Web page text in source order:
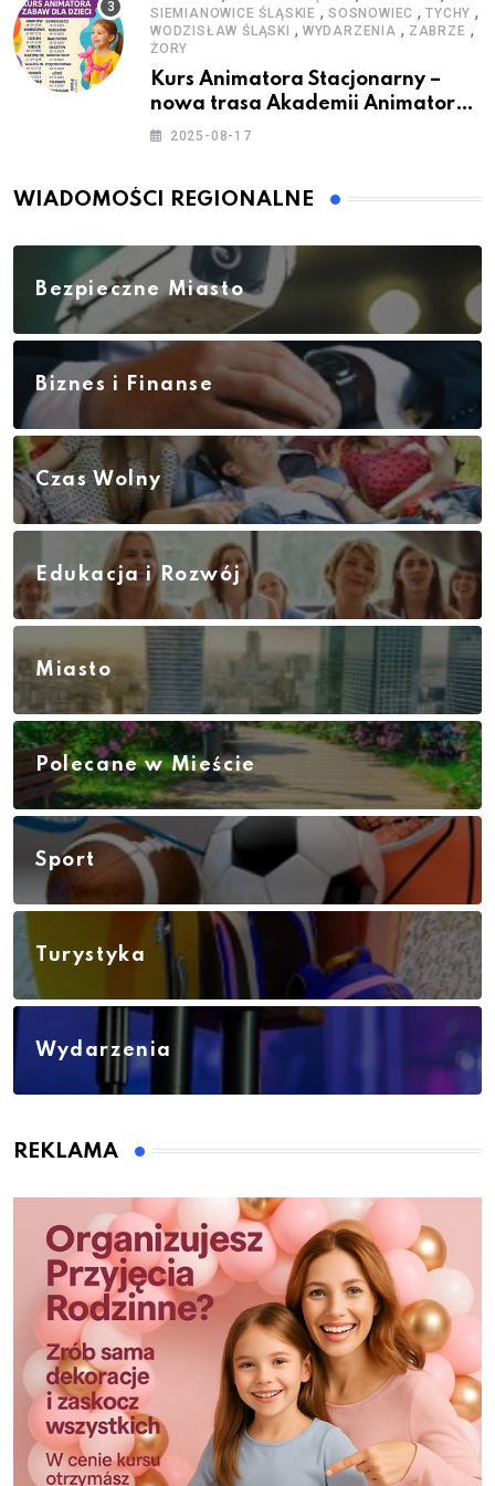
SIEMIANOWICE ŚLĄSKIE ,SOSNOWIEC ,TYCHY ,
WODZISŁAW ŚLĄSKI , WYDARZENIA , ZABRZE ,
ŻORY
Kurs Animatora Stacjonarny –
nowa trasa Akademii Animatora
– jesień 2025
2025-08-17
WIADOMOŚCI REGIONALNE
Bezpieczne Miasto
Biznes i Finanse
Czas Wolny
Edukacja i Rozwój
Miasto
Polecane w Mieście
Sport
Turystyka
Wydarzenia
REKLAMA